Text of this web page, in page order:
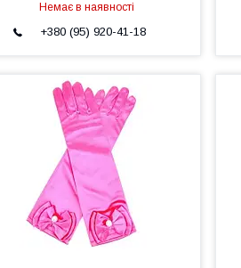
Немає в наявності
+380 (95) 920-41-18